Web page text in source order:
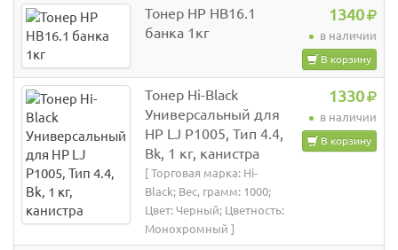
Тонер HP HB16.1
банка 1кг
1340
в наличии
В корзину
Тонер Hi-Black
Универсальный для
HP LJ P1005, Тип 4.4,
Bk, 1 кг, канистра
[ Торговая марка: Hi-
Black; Вес, грамм: 1000;
Цвет: Черный; Цветность:
Монохромный ]
1330
в наличии
В корзину